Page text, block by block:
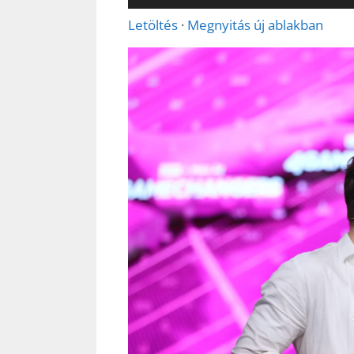
lejátszó
Letöltés · Megnyitás új ablakban